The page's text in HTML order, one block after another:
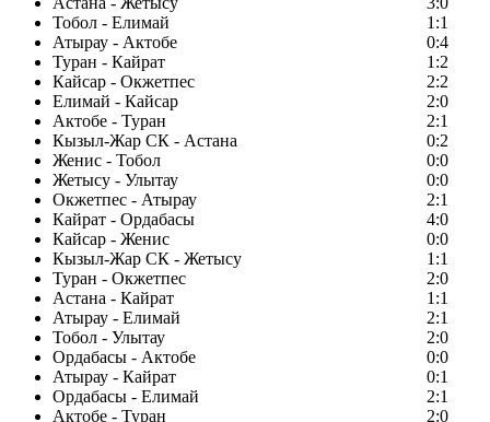
Тобол - Елимай
1:1
Атырау - Актобе
0:4
Туран - Кайрат
1:2
Кайсар - Окжетпес
2:2
Елимай - Кайсар
2:0
Актобе - Туран
2:1
Кызыл-Жар СК - Астана
0:2
Женис - Тобол
0:0
Жетысу - Улытау
0:0
Окжетпес - Атырау
2:1
Кайрат - Ордабасы
4:0
Кайсар - Женис
0:0
Кызыл-Жар СК - Жетысу
1:1
Туран - Окжетпес
2:0
Астана - Кайрат
1:1
Атырау - Елимай
2:1
Тобол - Улытау
2:0
Ордабасы - Актобе
0:0
Атырау - Кайрат
0:1
Ордабасы - Елимай
2:1
Актобе - Туран
2:0